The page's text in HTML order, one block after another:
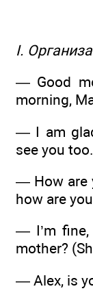
I.
— Good
morning,
— I am
see you
— How are
how are
— I’m fine,
mother?
— Alex, is